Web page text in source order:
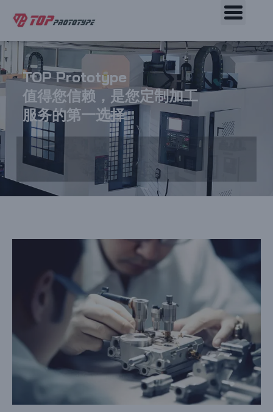
TOP Prototype
值得您信赖，是您定制加工
服务的第一选择